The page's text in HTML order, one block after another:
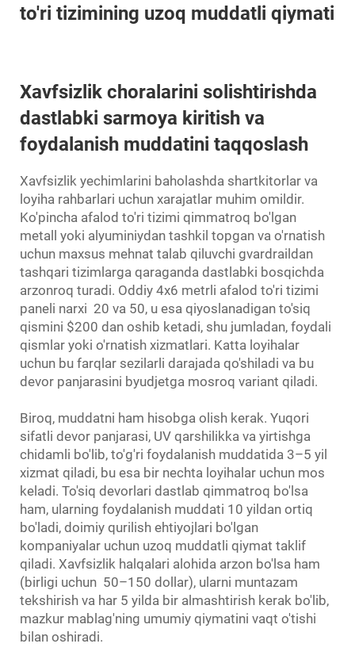
to'ri tizimining uzoq muddatli qiymati
Xavfsizlik choralarini solishtirishda
dastlabki sarmoya kiritish va
foydalanish muddatini taqqoslash
Xavfsizlik yechimlarini baholashda shartkitorlar va
loyiha rahbarlari uchun xarajatlar muhim omildir.
Ko'pincha afalod to'ri tizimi qimmatroq bo'lgan
metall yoki alyuminiydan tashkil topgan va o'rnatish
uchun maxsus mehnat talab qiluvchi gvardraildan
tashqari tizimlarga qaraganda dastlabki bosqichda
arzonroq turadi. Oddiy 4x6 metrli afalod to'ri tizimi
paneli narxi 20 va 50, u esa qiyoslanadigan to'siq
qismini $200 dan oshib ketadi, shu jumladan, foydali
qismlar yoki o'rnatish xizmatlari. Katta loyihalar
uchun bu farqlar sezilarli darajada qo'shiladi va bu
devor panjarasini byudjetga mosroq variant qiladi.
Biroq, muddatni ham hisobga olish kerak. Yuqori
sifatli devor panjarasi, UV qarshilikka va yirtishga
chidamli bo'lib, to'g'ri foydalanish muddatida 3–5 yil
xizmat qiladi, bu esa bir nechta loyihalar uchun mos
keladi. To'siq devorlari dastlab qimmatroq bo'lsa
ham, ularning foydalanish muddati 10 yildan ortiq
bo'ladi, doimiy qurilish ehtiyojlari bo'lgan
kompaniyalar uchun uzoq muddatli qiymat taklif
qiladi. Xavfsizlik halqalari alohida arzon bo'lsa ham
(birligi uchun 50–150 dollar), ularni muntazam
tekshirish va har 5 yilda bir almashtirish kerak bo'lib,
mazkur mablag'ning umumiy qiymatini vaqt o'tishi
bilan oshiradi.